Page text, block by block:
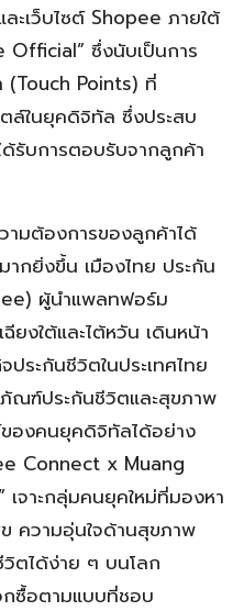
ะเว็บไซต์ Shopee ภายใต้
Official” ซึ่งนับเป็นการ
(Touch Points) ที่
ล์ในยุคดิจิทัล ซึ่งประสบ
ด้รับการตอบรับจากลูกค้า
ามต้องการของลูกค้าได้
กยิ่งขึ้น เมืองไทย ประกัน
ผู้นำแพลทฟอร์ม
ยงใต้และไต้หวัน เดินหน้า
ระกันชีวิตในประเทศไทย
ณฑ์ประกันชีวิตและสุขภาพ
องคนยุคดิจิทัลได้อย่าง
Connect x Muang
จาะกลุ่มคนยุคใหม่ที่มองหา
ความอุ่นใจด้านสุขภาพ
วิตได้ง่าย ๆ บนโลก
กซื้อตามแบบที่ชอบ